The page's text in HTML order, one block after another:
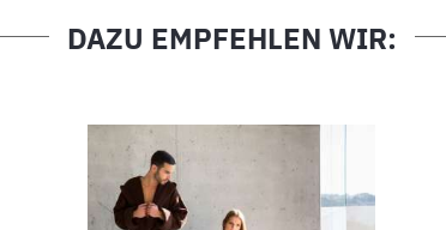
DAZU EMPFEHLEN WIR: